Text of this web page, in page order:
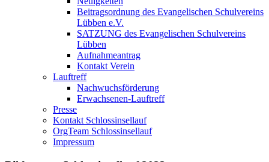
Beitragsordnung des Evangelischen Schulvereins
Lübben e.V.
SATZUNG des Evangelischen Schulvereins
Lübben
Aufnahmeantrag
Kontakt Verein
Lauftreff
Nachwuchsförderung
Erwachsenen-Lauftreff
Presse
Kontakt Schlossinsellauf
OrgTeam Schlossinsellauf
Impressum